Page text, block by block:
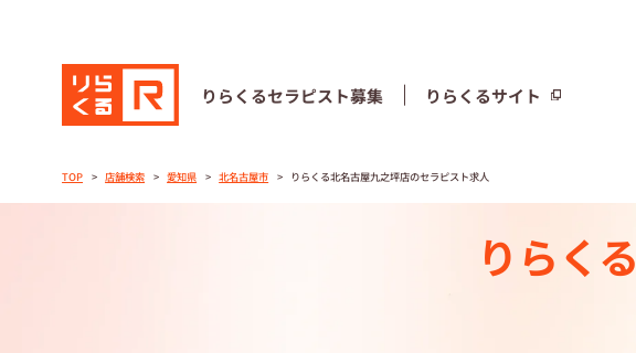
りらくるセラピスト募集 りらくるサイト
りらくるセラピスト募集 りらくるサイト
セラピストストーリー⼀覧
TOP 店舗検索 愛知県 北名古屋市 りらくる北名古屋九之坪店のセラピスト求人
りらくる